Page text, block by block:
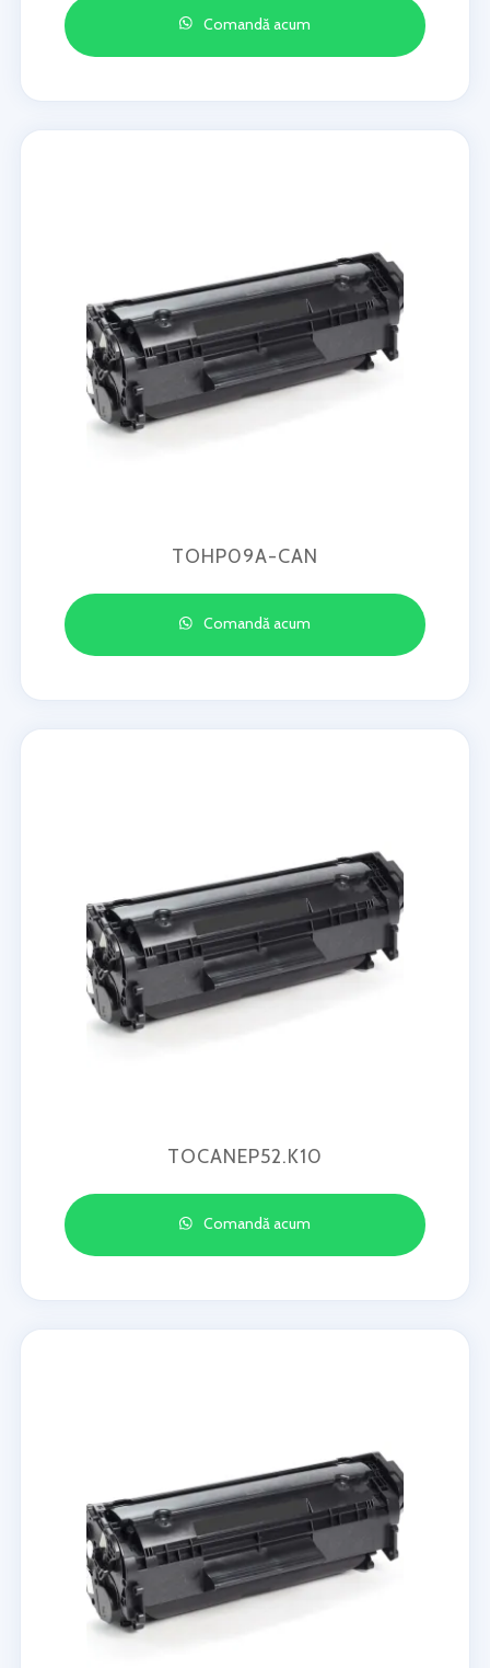
Comandă acum
TOHP09A-CAN
Comandă acum
TOCANEP52.K10
Comandă acum